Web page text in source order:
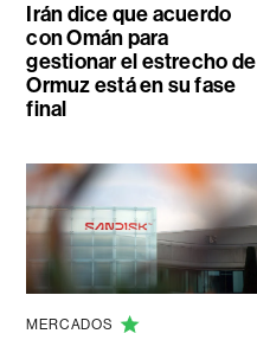
Irán dice que acuerdo
con Omán para
gestionar el estrecho de
Ormuz está en su fase
final
MERCADOS